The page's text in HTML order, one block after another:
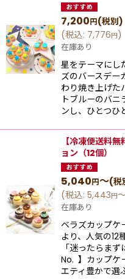
7,200円(税別)
(税込: 7,776円)
在庫あり
星をテーマにし
ズのバースデー
わり焼き上げた
トブルーのバ
ンし、ひとつひ
【冷凍便送料
ョン（12個）
5,040円～(税
(税込: 5,443円
在庫あり
ベラズカップケ
より、⼈気の12
「迷ったらま
No. 】カップケ
エティ豊かで選